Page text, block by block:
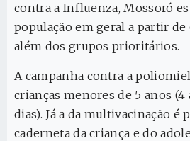
contra a Influenza, Mossoró
população em geral a partir de
além dos grupos prioritários.
A campanha contra a
crianças menores de 5 anos (4
dias). Já a da multivacinação é
caderneta da criança e do